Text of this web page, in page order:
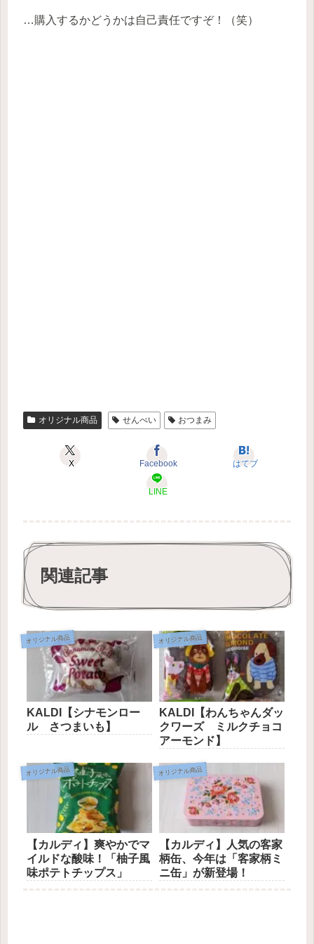
…購入するかどうかは自己責任ですぞ！（笑）
オリジナル商品 せんべい おつまみ
X Facebook はてブ
LINE
関連記事
オリジナル商品
KALDI【シナモンロー
ル さつまいも】
オリジナル商品
KALDI【わんちゃんダッ
クワーズ ミルクチョコ
アーモンド】
オリジナル商品
【カルディ】爽やかでマ
イルドな酸味！「柚子風
味ポテトチップス」
オリジナル商品
【カルディ】人気の客家
柄缶、今年は「客家柄ミ
ニ缶」が新登場！